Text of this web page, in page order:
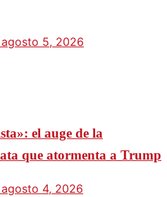
agosto 5, 2026
el auge de la
que atormenta a Trump
agosto 4, 2026